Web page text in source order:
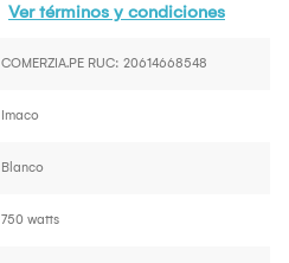
Ver términos y condiciones
COMERZIA.PE RUC: 20614668548
Imaco
Blanco
750 watts